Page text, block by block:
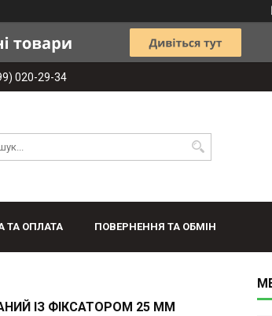
020-29-34
ТА ОПЛАТА ПОВЕРНЕННЯ ТА ОБМІН
ІЗ ФІКСАТОРОМ 25 ММ